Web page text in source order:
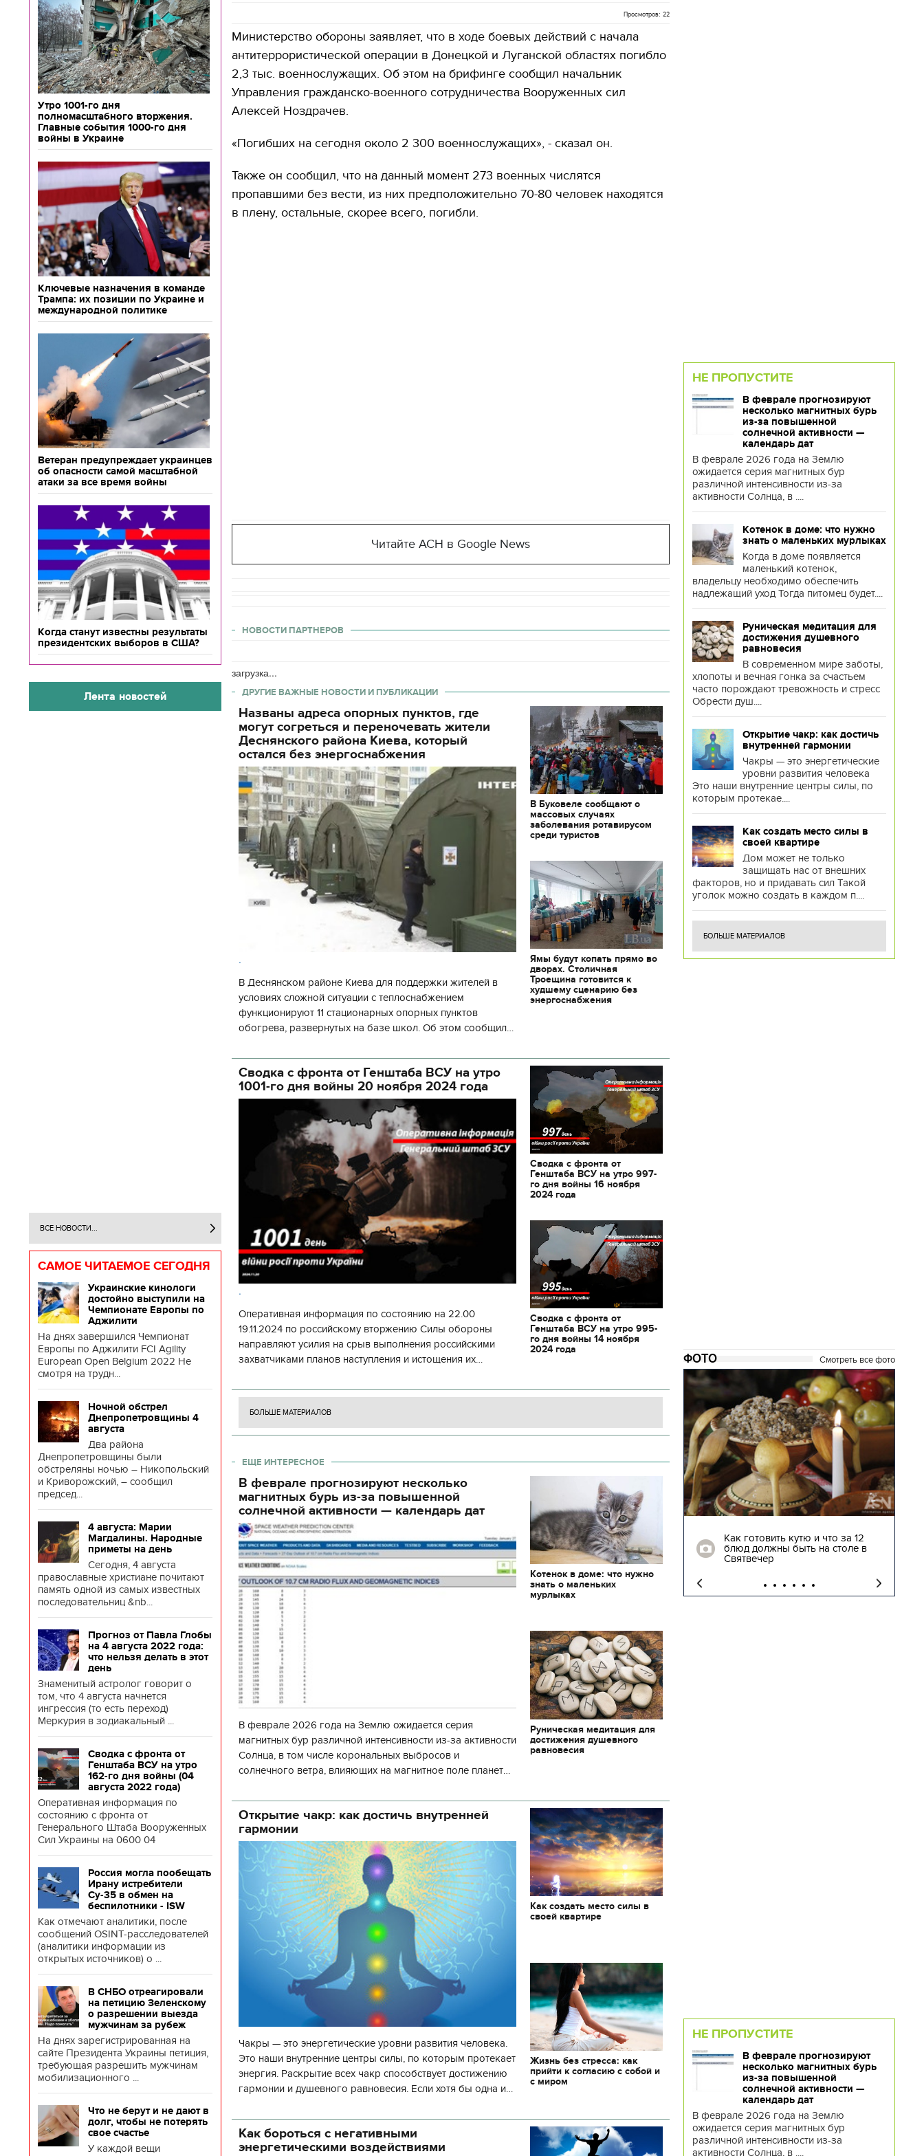
Утро 1001-го дня
полномасштабного вторжения.
Главные события 1000-го дня
войны в Украине
Ключевые назначения в команде
Трампа: их позиции по Украине и
международной политике
Ветеран предупреждает украинцев
об опасности самой масштабной
атаки за все время войны
Когда станут известны результаты
президентских выборов в США?
Лента новостей
ВСЕ НОВОСТИ...
САМОЕ ЧИТАЕМОЕ СЕГОДНЯ
Украинские кинологи
достойно выступили на
Чемпионате Европы по
Аджилити
На днях завершился Чемпионат
Европы по Аджилити FCI Agility
European Open Belgium 2022 Не
смотря на трудн...
Ночной обстрел
Днепропетровщины 4
августа
Два района
Днепропетровщины были
обстреляны ночью – Никопольский
и Криворожский, – сообщил
председ...
4 августа: Марии
Магдалины. Народные
приметы на день
Сегодня, 4 августа
православные христиане почитают
память одной из самых известных
последовательниц &nb...
Прогноз от Павла Глобы
на 4 августа 2022 года:
что нельзя делать в этот
день
Знаменитый астролог говорит о
том, что 4 августа начнется
ингрессия (то есть переход)
Меркурия в зодиакальный ...
Сводка с фронта от
Генштаба ВСУ на утро
162-го дня войны (04
августа 2022 года)
Оперативная информация по
состоянию с фронта от
Генерального Штаба Вооруженных
Сил Украины на 0600 04
Россия могла пообещать
Ирану истребители
Су-35 в обмен на
беспилотники - ISW
Как отмечают аналитики, после
сообщений OSINT-расследователей
(аналитики информации из
открытых источников) о ...
В СНБО отреагировали
на петицию Зеленскому
о разрешении выезда
мужчинам за рубеж
На днях зарегистрированная на
сайте Президента Украины петиция,
требующая разрешить мужчинам
мобилизационного ...
Что не берут и не дают в
долг, чтобы не потерять
свое счастье
У каждой вещи
Просмотров: 22
Министерство обороны заявляет, что в ходе боевых действий с начала
антитеррористической операции в Донецкой и Луганской областях погибло
2,3 тыс. военнослужащих. Об этом на брифинге сообщил начальник
Управления гражданско-военного сотрудничества Вооруженных сил
Алексей Ноздрачев.
«Погибших на сегодня около 2 300 военнослужащих», - сказал он.
Также он сообщил, что на данный момент 273 военных числятся
пропавшими без вести, из них предположительно 70-80 человек находятся
в плену, остальные, скорее всего, погибли.
Читайте АСН в Google News
НОВОСТИ ПАРТНЕРОВ
загрузка...
ДРУГИЕ ВАЖНЫЕ НОВОСТИ И ПУБЛИКАЦИИ
Названы адреса опорных пунктов, где
могут согреться и переночевать жители
Деснянского района Киева, который
остался без энергоснабжения
.
В Деснянском районе Киева для поддержки жителей в
условиях сложной ситуации с теплоснабжением
функционируют 11 стационарных опорных пунктов
обогрева, развернутых на базе школ. Об этом сообщил
государственной а
В Буковеле сообщают о
массовых случаях
заболевания ротавирусом
среди туристов
Ямы будут копать прямо во
дворах. Столичная
Троещина готовится к
худшему сценарию без
энергоснабжения
Сводка с фронта от Генштаба ВСУ на утро
1001-го дня войны 20 ноября 2024 года
.
Оперативная информация по состоянию на 22.00
19.11.2024 по российскому вторжению Силы обороны
направляют усилия на срыв выполнения российскими
захватчиками планов наступления и истощения их
боевых ст
Сводка с фронта от
Генштаба ВСУ на утро 997-
го дня войны 16 ноября
2024 года
Сводка с фронта от
Генштаба ВСУ на утро 995-
го дня войны 14 ноября
2024 года
БОЛЬШЕ МАТЕРИАЛОВ
ЕЩЕ ИНТЕРЕСНОЕ
В феврале прогнозируют несколько
магнитных бурь из-за повышенной
солнечной активности — календарь дат
В феврале 2026 года на Землю ожидается серия
магнитных бур различной интенсивности из-за активности
Солнца, в том числе корональных выбросов и
солнечного ветра, влияющих на магнитное поле планеты.
об
Котенок в доме: что нужно
знать о маленьких
мурлыках
Руническая медитация для
достижения душевного
равновесия
Открытие чакр: как достичь внутренней
гармонии
Чакры — это энергетические уровни развития человека.
Это наши внутренние центры силы, по которым протекает
энергия. Раскрытие всех чакр способствует достижению
гармонии и душевного равновесия. Если хотя бы одна и
Как создать место силы в
своей квартире
Жизнь без стресса: как
прийти к согласию с собой и
с миром
Как бороться с негативными
энергетическими воздействиями
НЕ ПРОПУСТИТЕ
В феврале прогнозируют
несколько магнитных бурь
из-за повышенной
солнечной активности —
календарь дат
В феврале 2026 года на Землю
ожидается серия магнитных бур
различной интенсивности из-за
активности Солнца, в ....
Котенок в доме: что нужно
знать о маленьких мурлыках
Когда в доме появляется
маленький котенок,
владельцу необходимо обеспечить
надлежащий уход Тогда питомец будет....
Руническая медитация для
достижения душевного
равновесия
В современном мире заботы,
хлопоты и вечная гонка за счастьем
часто порождают тревожность и стресс
Обрести душ....
Открытие чакр: как достичь
внутренней гармонии
Чакры — это энергетические
уровни развития человека
Это наши внутренние центры силы, по
которым протекае....
Как создать место силы в
своей квартире
Дом может не только
защищать нас от внешних
факторов, но и придавать сил Такой
уголок можно создать в каждом п....
БОЛЬШЕ МАТЕРИАЛОВ
ФОТО Смотреть все фото
11.10.2017 | 16:22
Времена Руси: как выглядят
декорации к фильму
"Сторожевая застава"
Как готовить кутю и что за 12
блюд должны быть на столе в
Святвечер
НЕ ПРОПУСТИТЕ
В феврале прогнозируют
несколько магнитных бурь
из-за повышенной
солнечной активности —
календарь дат
В феврале 2026 года на Землю
ожидается серия магнитных бур
различной интенсивности из-за
активности Солнца, в ....